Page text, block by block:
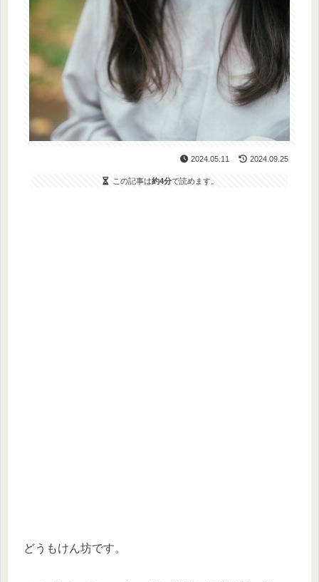
2024.05.11 2024.09.25
この記事は約4分で読めます。
どうもけん坊です。